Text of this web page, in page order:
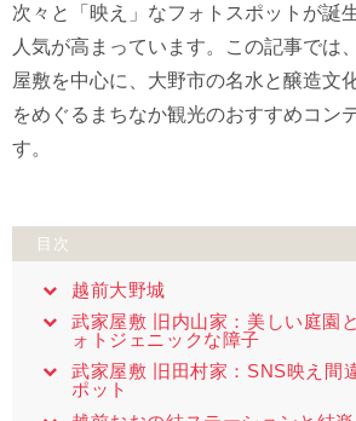
次々と「映え」なフォトスポットが誕
人気が高まっています。この記事では
屋敷を中心に、大野市の名水と醸造文
をめぐるまちなか観光のおすすめコン
す。
目次
越前大野城
武家屋敷 旧内山家：美しい庭園
ォトジェニックな障子
武家屋敷 旧田村家：SNS映え間
ポット